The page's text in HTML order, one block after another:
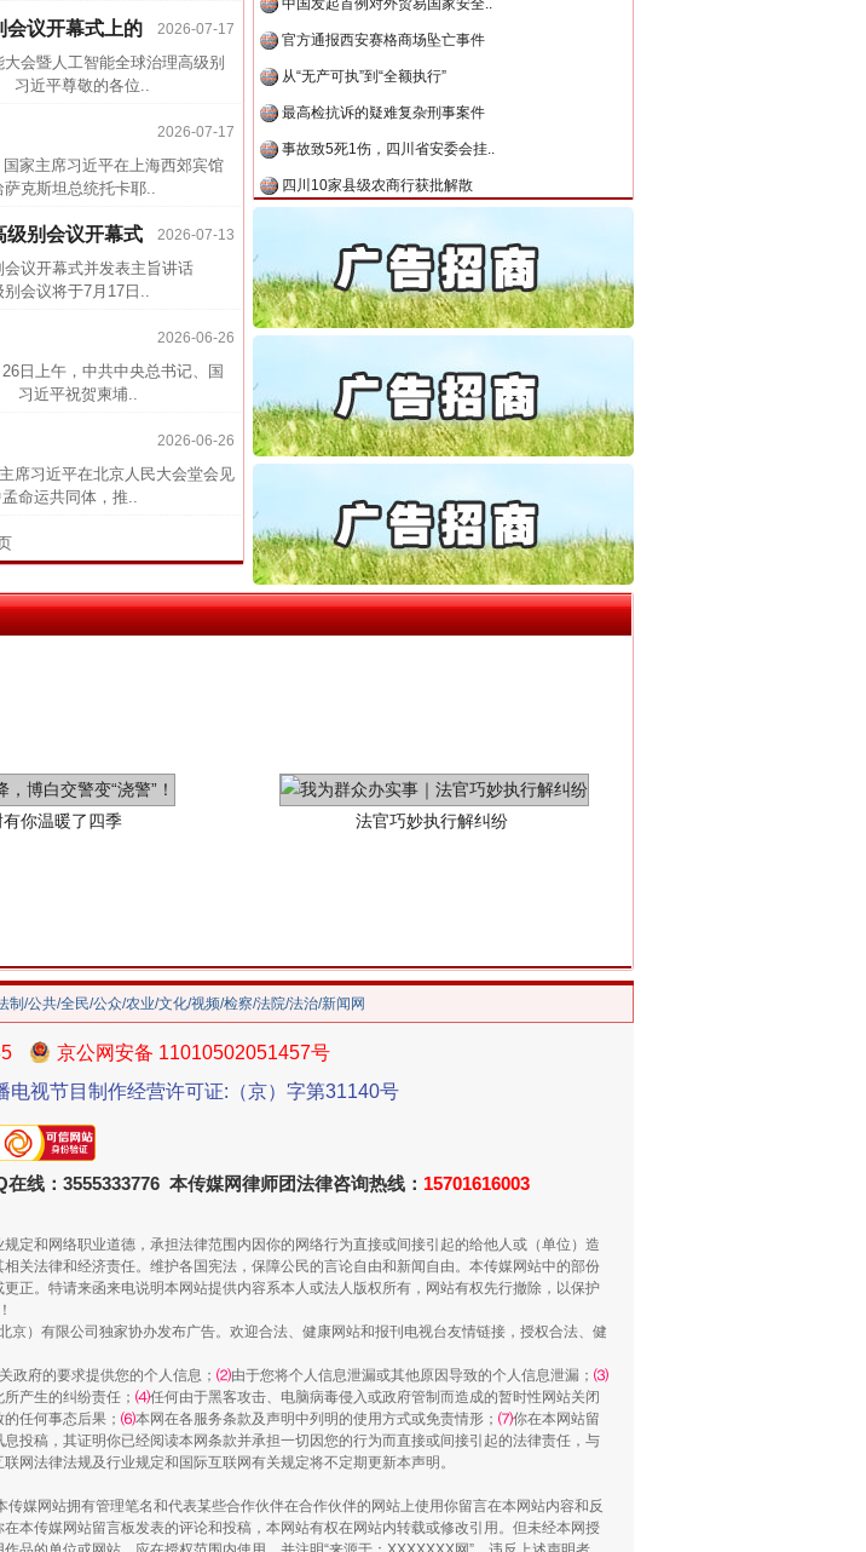
2026-07-17
会议开幕式上的
会暨人工智能全球治理高级别
习近平尊敬的各位..
2026-07-17
主席习近平在上海西郊宾馆
克斯坦总统托卡耶..
2026-07-13
级别会议开幕式
会议开幕式并发表主旨讲话
会议将于7月17日..
2026-06-26
上午，中共中央总书记、国
习近平祝贺柬埔..
2026-06-26
习近平在北京人民大会堂会见
命运共同体，推..
官方通报西安赛格商场坠亡事件
从“无产可执”到“全额执行”
最高检抗诉的疑难复杂刑事案件
事故致5死1伤，四川省安委会挂..
四川10家县级农商行获批解散
半生相守，一别两宽：这场老年..
26万保费，离婚时为何要分走一..
杨天誉，不得录用为公务员
传销头目出狱后办书院暴力管教..
四川省公安厅征集新型黑恶违法..
中方对6家美国实体采取反制措..
中国发起首例对外贸易国家安全..
从“无产可执”到“全额执行”
最高检抗诉的疑难复杂刑事案件
事故致5死1伤，四川省安委会挂..
四川10家县级农商行获批解散
“神药”背后的真相
投资意愿榜揭晓 新中国诞生的见证
重违纪违法案透视
千亩耕地变“别墅”
制/公共/全民/公众/农业/文化/视频/检察/法院/法治/新闻网
京公网安备 11010502051457号
电视节目制作经营许可证:（京）字第31140号
在线：3555333776 本传媒网律师团法律咨询热线： 15701616003
定和网络职业道德，承担法律范围内因你的网络行为直接或间接引起的给他人或（单位）造
关法律和经济责任。维护各国宪法，保障公民的言论自由和新闻自由。本传媒网站中的部份
正。特请来函来电说明本网站提供内容系本人或法人版权所有，网站有权先行撤除，以保护
）有限公司独家协办发布广告。欢迎合法、健康网站和报刊电视台友情链接，授权合法、健
政府的要求提供您的个人信息； ⑵由于您将个人信息泄漏或其他原因导致的个人信息泄漏； ⑶
产生的纠纷责任； ⑷任何由于黑客攻击、电脑病毒侵入或政府管制而造成的暂时性网站关闭
任何事态后果； ⑹本网在各服务条款及声明中列明的使用方式或免责情形； ⑺你在本网站留
投稿，其证明你已经阅读本网条款并承担一切因您的行为而直接或间接引起的法律责任，与
网法律法规及行业规定和国际互联网有关规定将不定期更新本声明。
媒网站拥有管理笔名和代表某些合作伙伴在合作伙伴的网站上使用你留言在本网站内容和反
本传媒网站留言板发表的评论和投稿，本网站有权在网站内转载或修改引用。但未经本网授